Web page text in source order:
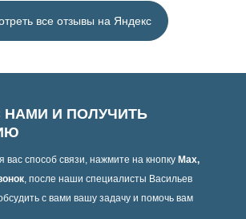
все отзывы на Яндекс
НАМИ И ПОЛУЧИТЬ
способ связи, нажмите на кнопку Max,
, после наши специалисты Васильев
с вами вашу задачу и помочь вам